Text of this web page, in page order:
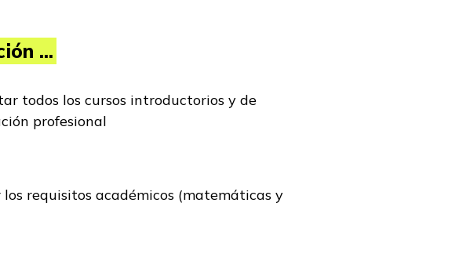
...
todos los cursos introductorios y de
profesional
los requisitos académicos (matemáticas y